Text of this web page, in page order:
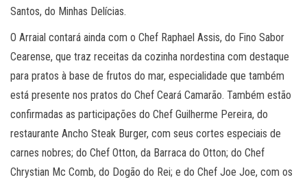
Santos, do Minhas Delícias.
O Arraial contará ainda com o Chef Raphael Assis, do Fino Sabor
Cearense, que traz receitas da cozinha nordestina com destaque
para pratos à base de frutos do mar, especialidade que também
está presente nos pratos do Chef Ceará Camarão. Também estão
confirmadas as participações do Chef Guilherme Pereira, do
restaurante Ancho Steak Burger, com seus cortes especiais de
carnes nobres; do Chef Otton, da Barraca do Otton; do Chef
Chrystian Mc Comb, do Dogão do Rei; e do Chef Joe Joe, com os